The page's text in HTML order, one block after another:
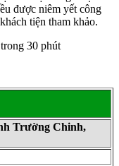
được niêm yết công
tiện tham khảo.
30 phút
Trường Chinh,